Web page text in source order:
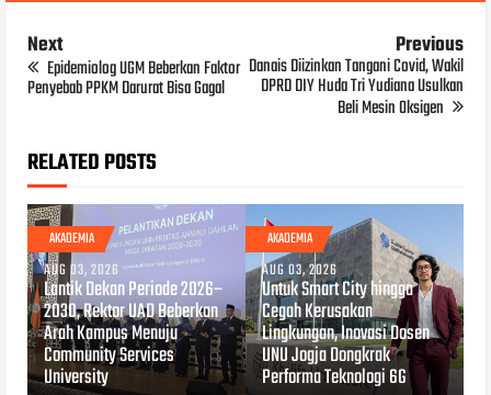
Next
Epidemiolog UGM Beberkan Faktor
Penyebab PPKM Darurat Bisa Gagal
Previous
Danais Diizinkan Tangani Covid, Wakil
DPRD DIY Huda Tri Yudiana Usulkan
Beli Mesin Oksigen
RELATED POSTS
AKADEMIA
AUG 03, 2026
Lantik Dekan Periode 2026–
2030, Rektor UAD Beberkan
Arah Kampus Menuju
Community Services
University
AKADEMIA
AUG 03, 2026
Untuk Smart City hingga
Cegah Kerusakan
Lingkungan, Inovasi Dosen
UNU Jogja Dongkrak
Performa Teknologi 6G